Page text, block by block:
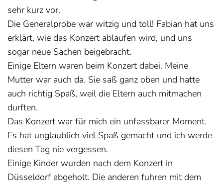
sehr kurz vor.
Die Generalprobe war witzig und toll! Fabian hat uns
erklärt, wie das Konzert ablaufen wird, und uns
sogar neue Sachen beigebracht.
Einige Eltern waren beim Konzert dabei. Meine
Mutter war auch da. Sie saß ganz oben und hatte
auch richtig Spaß, weil die Eltern auch mitmachen
durften.
Das Konzert war für mich ein unfassbarer Moment.
Es hat unglaublich viel Spaß gemacht und ich werde
diesen Tag nie vergessen.
Einige Kinder wurden nach dem Konzert in
Düsseldorf abgeholt. Die anderen fuhren mit dem